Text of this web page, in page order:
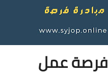
فرصة عمل